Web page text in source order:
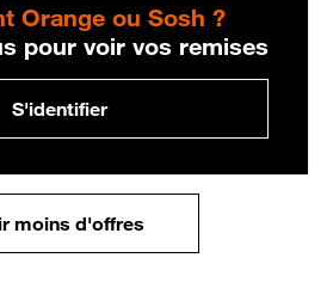
Orange ou Sosh ?
pour voir vos remises
S'identifier
moins d'offres